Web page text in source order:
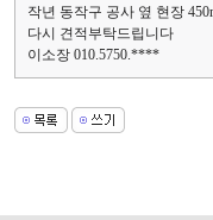
작년 동작구 공사 옆 현장
다시 견적부탁드립니다
이소장 010.5750.****